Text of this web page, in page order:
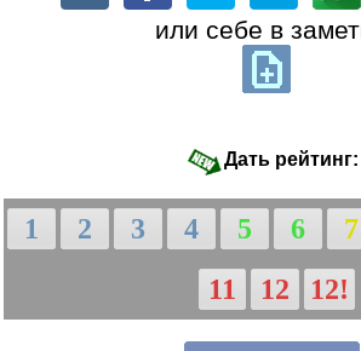
или себе в
Дать рейтинг:
1 2 3 4 5 6 7
11
12 12!